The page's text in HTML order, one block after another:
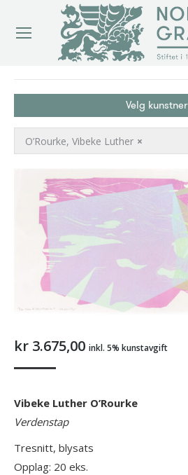
Velg kunstner
×
O’Rourke, Vibeke Luther
kr 3.675,00 inkl. 5% kunstavgift
Vibeke Luther O’Rourke
Verdenstap
Tresnitt, blysats
Opplag: 20 eks.